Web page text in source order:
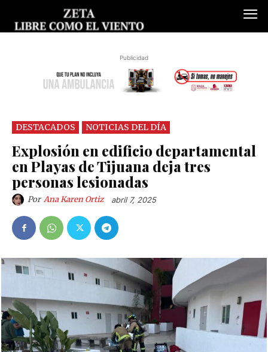
Publicidad
DESTACADOS NOTICIAS DEL DÍA
Explosión en edificio departamental
en Playas de Tijuana deja tres
personas lesionadas
Por Ana Karen Ortiz abril 7, 2025